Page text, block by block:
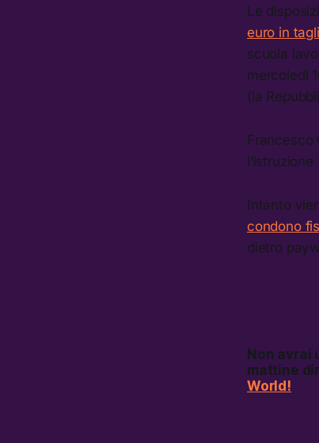
Le
euro in tagli
scuola
mercoledì
(la
Francesco
l’istruzione
Intanto
condono
dietro
Non avrai
mattine
World!